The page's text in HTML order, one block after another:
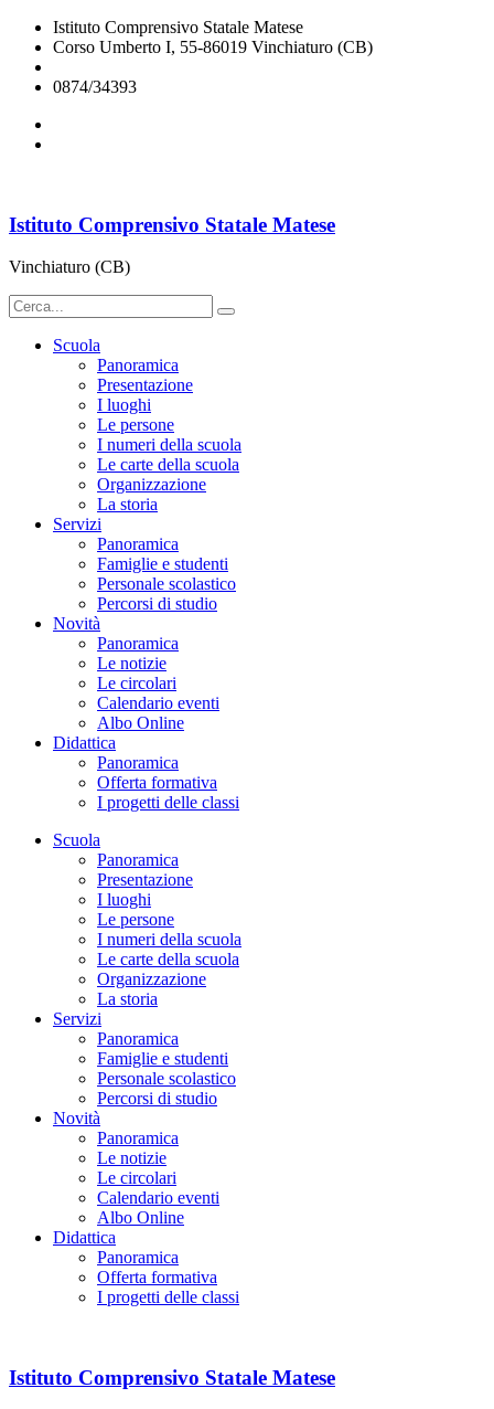
Istituto Comprensivo Statale Matese
Corso Umberto I, 55-86019 Vinchiaturo (CB)
0874/34393
Istituto Comprensivo Statale Matese
Vinchiaturo (CB)
Scuola
Panoramica
Presentazione
I luoghi
Le persone
I numeri della scuola
Le carte della scuola
Organizzazione
La storia
Servizi
Panoramica
Famiglie e studenti
Personale scolastico
Percorsi di studio
Novità
Panoramica
Le notizie
Le circolari
Calendario eventi
Albo Online
Didattica
Panoramica
Offerta formativa
I progetti delle classi
Scuola
Panoramica
Presentazione
I luoghi
Le persone
I numeri della scuola
Le carte della scuola
Organizzazione
La storia
Servizi
Panoramica
Famiglie e studenti
Personale scolastico
Percorsi di studio
Novità
Panoramica
Le notizie
Le circolari
Calendario eventi
Albo Online
Didattica
Panoramica
Offerta formativa
I progetti delle classi
Istituto Comprensivo Statale Matese